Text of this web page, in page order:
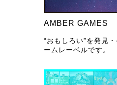
AMBER GAMES
“おもしろい”を発見
ームレーベルです。